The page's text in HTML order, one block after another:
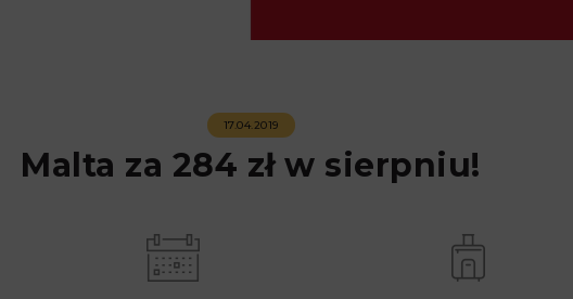
17.04.2019
Malta za 284 zł w sierpniu!